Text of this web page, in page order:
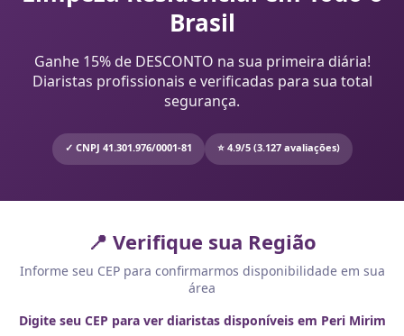
Brasil
Ganhe 15% de DESCONTO na sua primeira diária!
Diaristas profissionais e verificadas para sua total
segurança.
✓ CNPJ 41.301.976/0001-81 ⭐ 4.9/5 (3.127 avaliações)
📍 Verifique sua Região
Informe seu CEP para confirmarmos disponibilidade em sua
área
Digite seu CEP para ver diaristas disponíveis em Peri Mirim